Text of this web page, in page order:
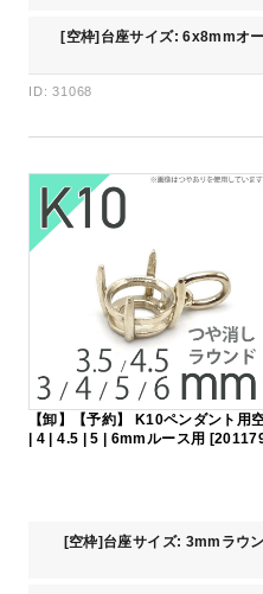
[空枠]台座サイズ: 6x8mmオ
ID: 31068
【卸】【予約】 K10ペンダント用
| 4 | 4.5 | 5 | 6mmルース用
[空枠]台座サイズ: 3mmラウ